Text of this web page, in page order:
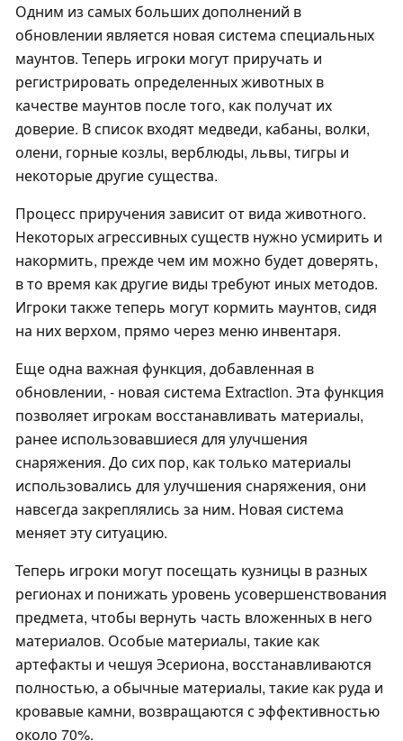
Одним из самых больших дополнений в
обновлении является новая система специальных
маунтов. Теперь игроки могут приручать и
регистрировать определенных животных в
качестве маунтов после того, как получат их
доверие. В список входят медведи, кабаны, волки,
олени, горные козлы, верблюды, львы, тигры и
некоторые другие существа.
Процесс приручения зависит от вида животного.
Некоторых агрессивных существ нужно усмирить и
накормить, прежде чем им можно будет доверять,
в то время как другие виды требуют иных методов.
Игроки также теперь могут кормить маунтов, сидя
на них верхом, прямо через меню инвентаря.
Еще одна важная функция, добавленная в
обновлении, - новая система Extraction. Эта функция
позволяет игрокам восстанавливать материалы,
ранее использовавшиеся для улучшения
снаряжения. До сих пор, как только материалы
использовались для улучшения снаряжения, они
навсегда закреплялись за ним. Новая система
меняет эту ситуацию.
Теперь игроки могут посещать кузницы в разных
регионах и понижать уровень усовершенствования
предмета, чтобы вернуть часть вложенных в него
материалов. Особые материалы, такие как
артефакты и чешуя Эсериона, восстанавливаются
полностью, а обычные материалы, такие как руда и
кровавые камни, возвращаются с эффективностью
около 70%.